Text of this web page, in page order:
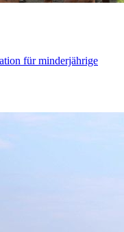
für minderjährige